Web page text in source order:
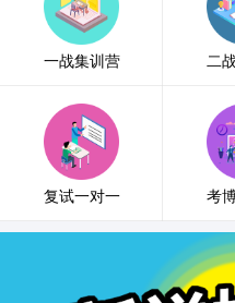
一战集训营 二
复试一对一 考